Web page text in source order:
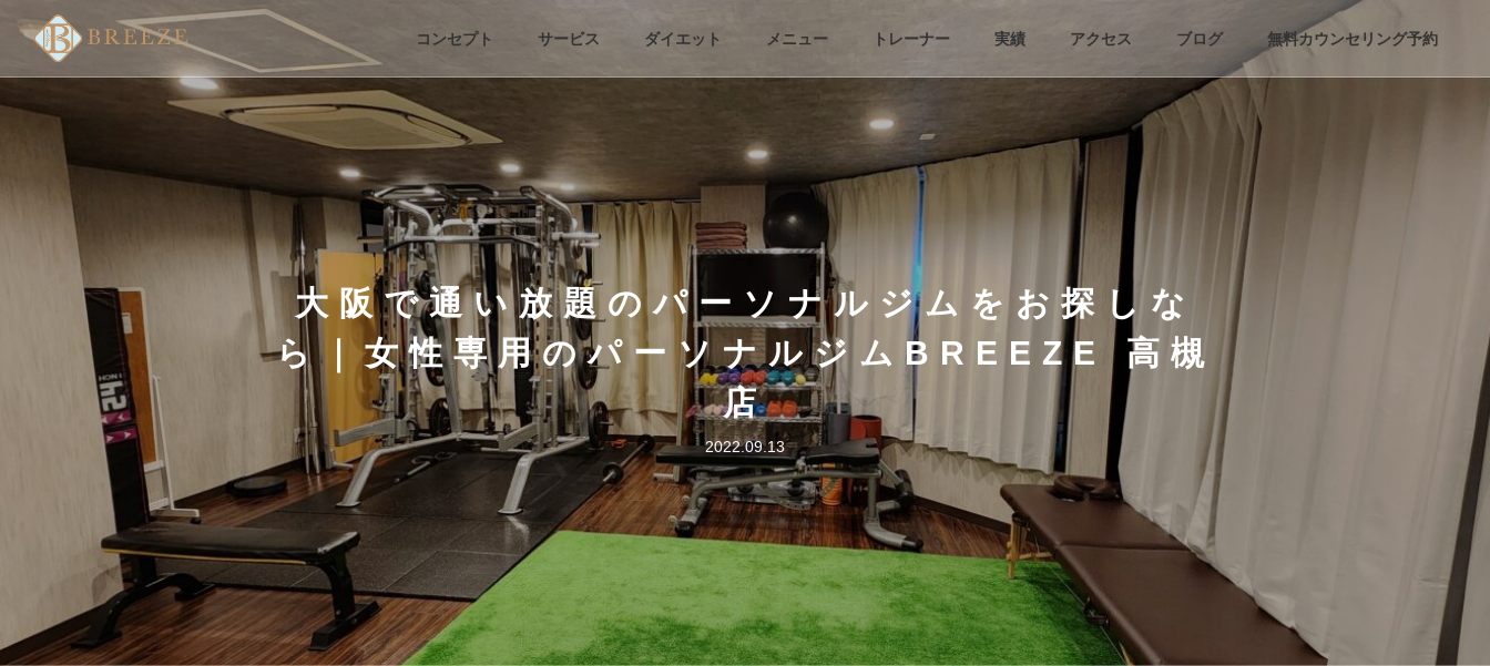
コンセプト サービス ダイエット メニュー トレーナー 実績 アクセス ブログ 無料カウンセリング予約
大阪で通い放題のパーソナルジムをお探しな
ら｜女性専用のパーソナルジムBREEZE 高槻
店
2022.09.13